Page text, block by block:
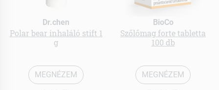
Dr.chen
Polar bear inhaláló stift 1
g
MEGNÉZEM
BioCo
Szőlőmag forte tabletta
100 db
MEGNÉZEM